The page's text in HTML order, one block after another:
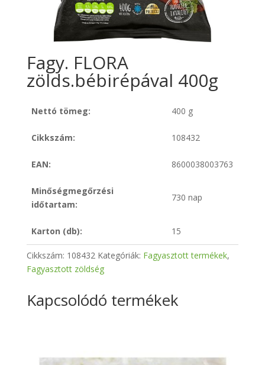
Fagy. FLORA
zölds.bébirépával 400g
Nettó tömeg: 400 g
Cikkszám: 108432
EAN: 8600038003763
Minőségmegőrzési
időtartam:
730 nap
Karton (db): 15
Cikkszám: 108432 Kategóriák: Fagyasztott termékek,
Fagyasztott zöldség
Kapcsolódó termékek